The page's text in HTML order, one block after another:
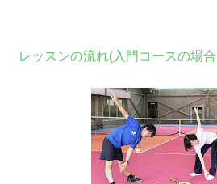
レッスンの流れ(入門コースの場合